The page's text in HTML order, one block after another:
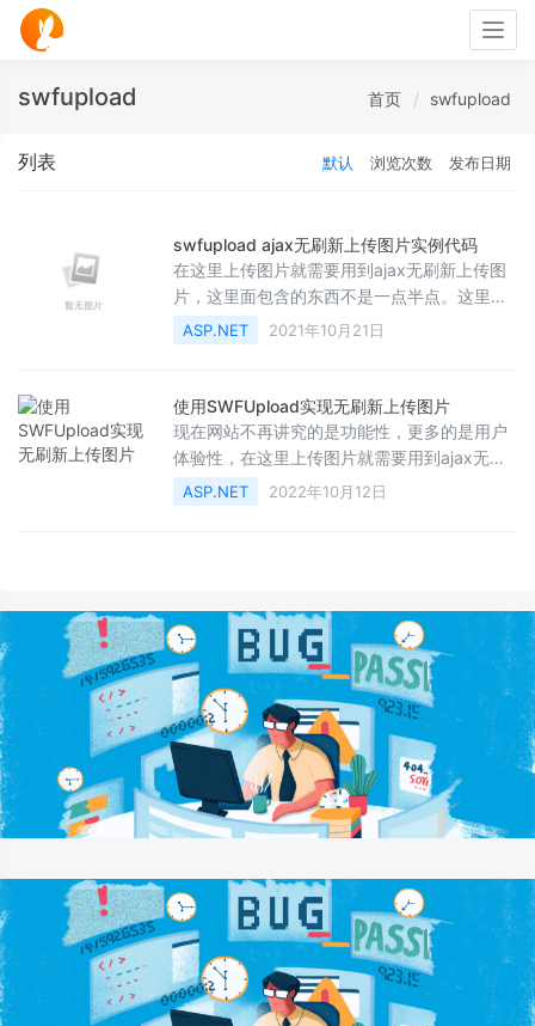
swfupload 首页 swfupload
列表 默认 浏览次数 发布日期
swfupload ajax无刷新上传图片实例代码
在这里上传图片就需要用到ajax无刷新上传图
片，这里面包含的东西不是一点半点。这里用
到的是一个插件swfupload实现无刷新上传图
片，感兴趣的朋友可以参考下哈
ASP.NET 2021年10月21日
使用SWFUpload实现无刷新上传图片
现在网站不再讲究的是功能性，更多的是用户
体验性，在这里上传图片就需要用到ajax无刷
新上传图片，这里面包含的东西不是一点半点
。这里用到的是一个插件swfupload 实现无刷
ASP.NET 2022年10月12日